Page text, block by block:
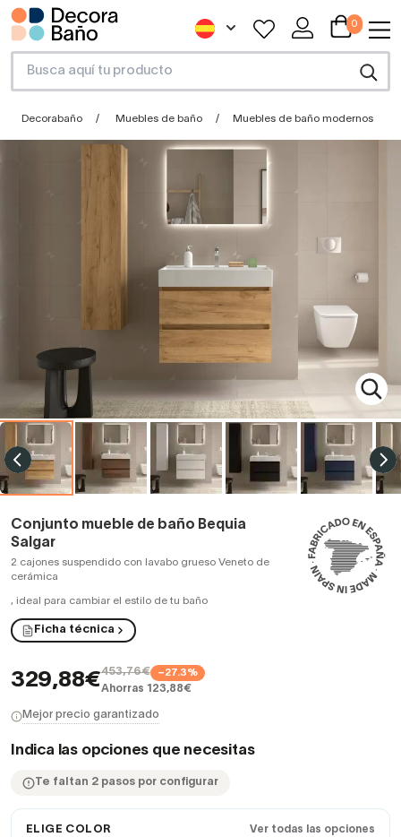
0
Decorabaño Muebles de baño Muebles de baño modernos
Conjunto mueble de baño Bequia
Salgar
2 cajones suspendido con lavabo grueso Veneto de
cerámica
, ideal para cambiar el estilo de tu baño
Ficha técnica
329,88€453,76€ −27.3%
Ahorras 123,88€
Mejor precio garantizado
Indica las opciones que necesitas
Te faltan 2 pasos por configurar
ELIGE COLOR Ver todas las opciones